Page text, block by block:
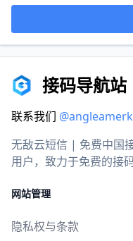
接码导航站
联系我们
无敌云短信 | 免费中国
用户，致力于免费的接
网站管理
隐私权与条款